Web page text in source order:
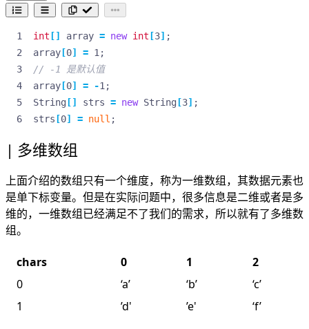
int [] array = new int [3] ;
array [0] = 1;
// -1 是默认值
array [0] = -1;
String [] strs = new String [3] ;
strs [0] = null ;
多维数组
上面介绍的数组只有一个维度，称为一维数组，其数据元素也
是单下标变量。但是在实际问题中，很多信息是二维或者是多
维的，一维数组已经满足不了我们的需求，所以就有了多维数
组。
chars 0 1
2
0
‘a’ ‘b’
‘c’
1
’d' ’e' ‘f’